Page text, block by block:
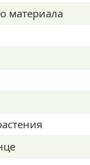
материала